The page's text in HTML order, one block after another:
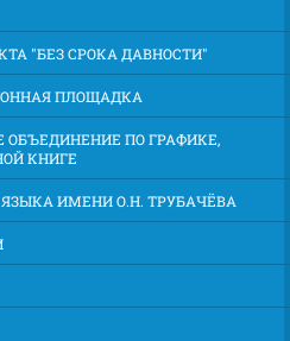
"БЕЗ СРОКА ДАВНОСТИ"
ПЛОЩАДКА
ОБЪЕДИНЕНИЕ ПО ГРАФИКЕ,
КНИГЕ
ИМЕНИ О.Н. ТРУБАЧЁВА